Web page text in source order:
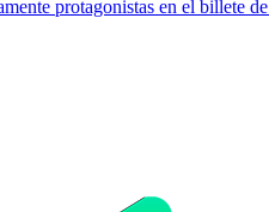
protagonistas en el billete